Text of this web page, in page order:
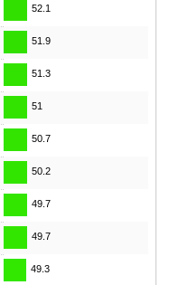
52.1
51.9
51.3
51
50.7
50.2
49.7
49.7
49.3